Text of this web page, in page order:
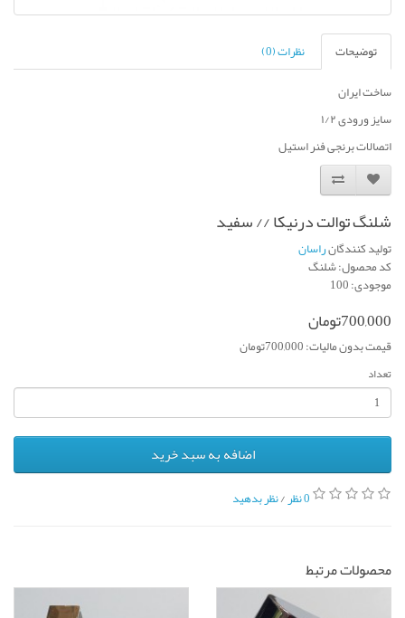
توضیحات
نظرات (0)
ساخت ایران
سایز ورودی ۱/۲
اتصالات برنجی فنر استیل
شلنگ توالت درنیکا // سفید
تولید کنندگانراسان
کد محصول: شلنگ
موجودی: 100
700,000تومان
قیمت بدون مالیات: 700,000تومان
تعداد
اضافه به سبد خرید
0 نظر /نظر بدهید
محصولات مرتبط